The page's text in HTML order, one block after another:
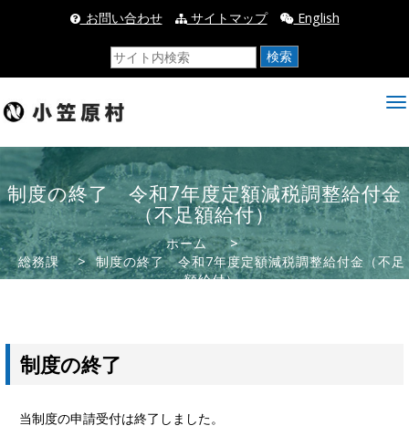
_お問い合わせ サイトマップ English
検索
制度の終了 令和7年度定額減税調整給付金
（不足額給付）
ホーム
>
総務課
> 制度の終了 令和7年度定額減税調整給付金（不足
額給付）
制度の終了
当制度の申請受付は終了しました。